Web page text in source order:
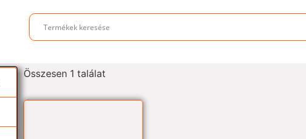
Összesen 1 találat